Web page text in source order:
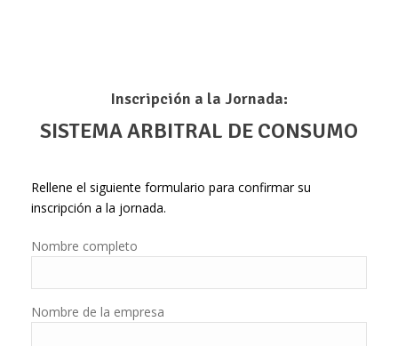
Inscripción a la Jornada:
SISTEMA ARBITRAL DE CONSUMO
Rellene el siguiente formulario para confirmar su
inscripción a la jornada.
Nombre completo
Nombre de la empresa